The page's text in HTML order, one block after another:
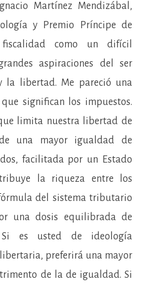
Martínez Mendizábal,
y Premio Príncipe de
como un difícil
aspiraciones del ser
la libertad. Me pareció una
significan los impuestos.
limita nuestra libertad de
una mayor igualdad de
facilitada por un Estado
la riqueza entre los
del sistema tributario
una dosis equilibrada de
Si es usted de ideología
preferirá una mayor
de la de igualdad. Si